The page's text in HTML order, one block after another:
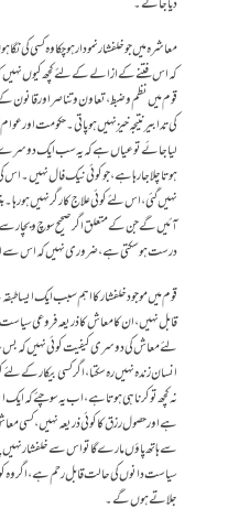
معاشرہ میں جو خلفشار نمودار ہوچکا وہ کسی کی
کہ اس فتنے کے ازالے کے لئے کچھ کیوں نہیں
قوم میں نظم و ضبط، تعاون و تناصر اور
کی تدابیر نتیجہ خیز نہیں ہوپاتی۔ حکومت اور
لیا جائے تو عیاں ہے کہ یہ سب ایک دوسرے
ہوتا چلا جارہا ہے،جو کوئی نیک فال نہیں۔
نہیں گئی، اس لئے کوئی علاج کارگر نہیں
آئیں گے جن کے متعلق اگر صحیح سوچ و
درست ہوسکتی ہے، ضروری نہیں کہ اس سے
قوم میں موجود خلفشار کا اہم سبب ایک ایسا
قابل نہیں،ان کا معاش کا ذریعہ فروعی
لئے معاش کی دوسری کیفیت کوئی نہیں کہ
انسان زندہ نہیں رہ سکتا، اگر کسی بیکار کے
نہ کچھ تو کرنا ہی ہوتا ہے، اب یہ سوچئے کہ
ہے اور حصول رزق کا کوئی ذریعہ نہیں،
سے ہاتھ پاؤں مارے گا تو اس سے خلفشار نہیں
سیاست دانوں کی حالت قابل رحم ہے، اگر وہ
جلاتے ہوں گے۔